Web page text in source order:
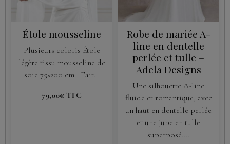
Étole mousseline
Plusieurs coloris Étole
légère tissu mousseline de
soie 75×200 cm Fait...
79,00€ TTC
Robe de mariée A-
line en dentelle
perlée et tulle –
Adela Designs
Une silhouette A-line
fluide et romantique, avec
un haut en dentelle perlée
et une jupe en tulle
superposé....